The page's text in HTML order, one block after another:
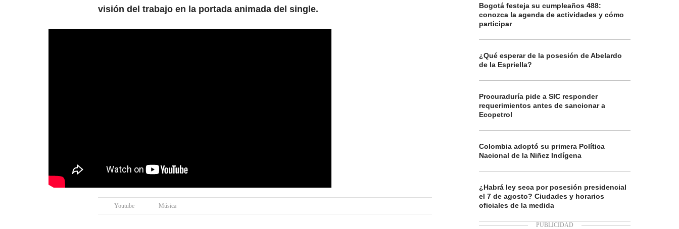
visión del trabajo en la portada animada del single.
Youtube Música
Bogotá festeja su cumpleaños 488:
conozca la agenda de actividades y cómo
participar
¿Qué esperar de la posesión de Abelardo
de la Espriella?
Procuraduría pide a SIC responder
requerimientos antes de sancionar a
Ecopetrol
Colombia adoptó su primera Política
Nacional de la Niñez Indígena
¿Habrá ley seca por posesión presidencial
el 7 de agosto? Ciudades y horarios
oficiales de la medida